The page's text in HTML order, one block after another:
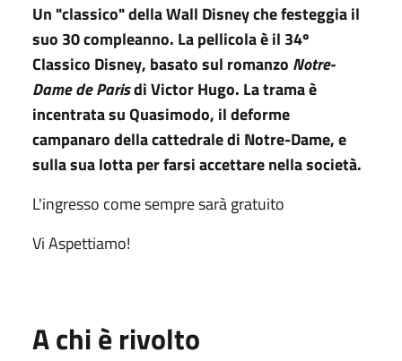
Un "classico" della Wall Disney che festeggia il
suo 30 compleanno. La pellicola è il 34º
Classico Disney, basato sul romanzo Notre-
Dame de Parisdi Victor Hugo. La trama è
incentrata su Quasimodo, il deforme
campanaro della cattedrale di Notre-Dame, e
sulla sua lotta per farsi accettare nella società.
L'ingresso come sempre sarà gratuito
Vi Aspettiamo!
A chi è rivolto